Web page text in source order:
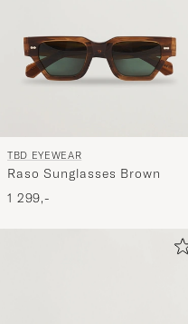
TBD EYEWEAR
Raso Sunglasses Brown
1 299,-